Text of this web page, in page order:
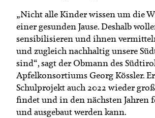
„Nicht alle Kinder wissen um die
einer gesunden Jause. Deshalb
sensibilisieren und ihnen
und zugleich nachhaltig unsere
sind“, sagt der Obmann des
Apfelkonsortiums Georg Kössler.
Schulprojekt auch 2022 wieder
findet und in den nächsten Jahren
und ausgebaut werden kann.